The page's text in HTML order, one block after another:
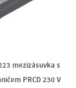
mezizásuvka s
PRCD 230 V